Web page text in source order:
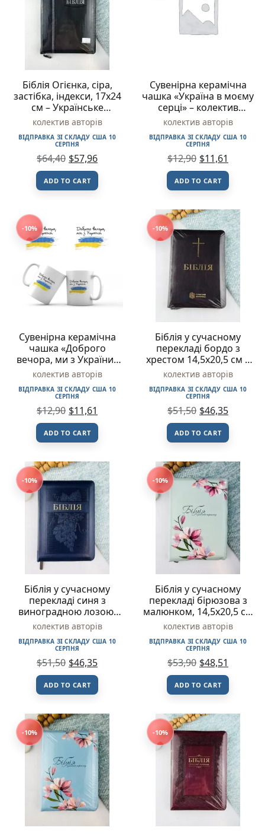
Біблія Огієнка, сіра,
застібка, індекси, 17х24
см – Українське
Біблійне Товариство
колектив авторів
ВІДПРАВКА ЗІ СКЛАДУ США 10
СЕРПНЯ
$64,40 $57,96
ADD TO CART
Сувенірна керамічна
чашка «Україна в моєму
серці» – колектив
авторів – DreamyShelf
колектив авторів
ВІДПРАВКА ЗІ СКЛАДУ США 10
СЕРПНЯ
$12,90 $11,61
ADD TO CART
-10%
Сувенірна керамічна
чашка «Доброго
вечора, ми з України»
(прапор) – колектив
авторів – DreamyShelf
колектив авторів
ВІДПРАВКА ЗІ СКЛАДУ США 10
СЕРПНЯ
$12,90 $11,61
ADD TO CART
-10%
Біблія у сучасному
перекладі бордо з
хрестом 14,5х20,5 см –
Українське Біблійне
Товариство
колектив авторів
ВІДПРАВКА ЗІ СКЛАДУ США 10
СЕРПНЯ
$51,50 $46,35
ADD TO CART
-10%
Біблія у сучасному
перекладі синя з
виноградною лозою,
14,5х20,5 см –
Українське Біблійне
Товариство
колектив авторів
ВІДПРАВКА ЗІ СКЛАДУ США 10
СЕРПНЯ
$51,50 $46,35
ADD TO CART
-10%
Біблія у сучасному
перекладі бірюзова з
малюнком, 14,5х20,5 см
– Українське Біблійне
Товариство
колектив авторів
ВІДПРАВКА ЗІ СКЛАДУ США 10
СЕРПНЯ
$53,90 $48,51
ADD TO CART
-10% -10%